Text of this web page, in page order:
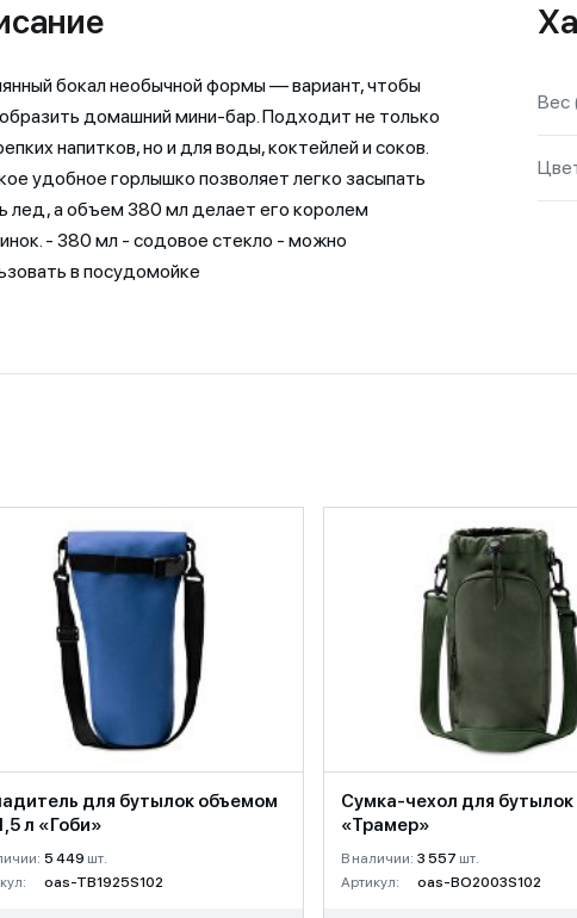
бокал необычной формы — вариант, чтобы
домашний мини-бар. Подходит не только
напитков, но и для воды, коктейлей и соков.
удобное горлышко позволяет легко засыпать
лед, а объем 380 мл делает его королем
- 380 мл - содовое стекло - можно
в посудомойке
Вес
для бутылок объемом
л «Гоби»
5 449 шт.
oas-TB1925S102
Сумка-чехол для бутылок
«Трамер»
В наличии: 3 557 шт.
Артикул:
oas-BO2003S102